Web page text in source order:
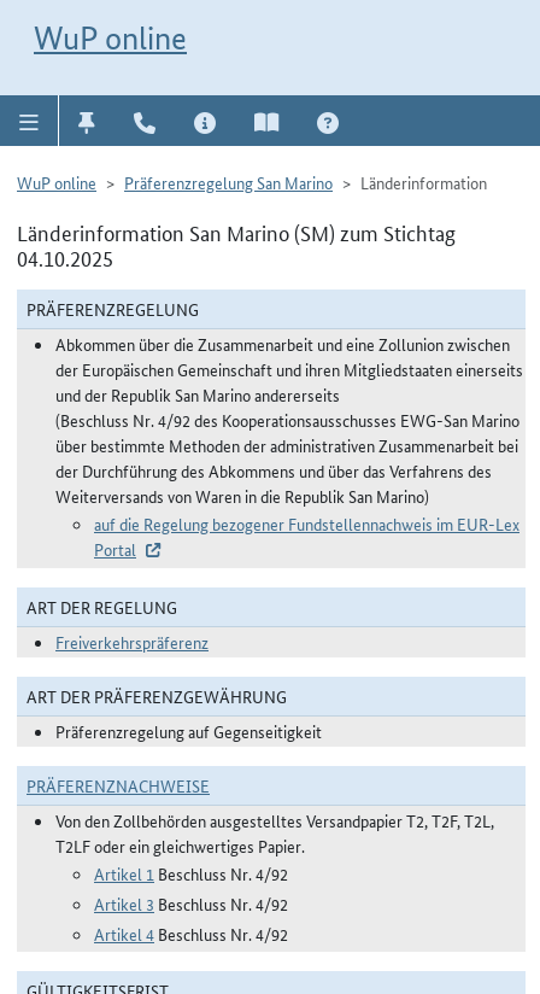
WuP online
WuP online Präferenzregelung San Marino Länderinformation
Länderinformation San Marino (SM) zum Stichtag
04.10.2025
PRÄFERENZREGELUNG
Abkommen über die Zusammenarbeit und eine Zollunion zwischen
der Europäischen Gemeinschaft und ihren Mitgliedstaaten einerseits
und der Republik San Marino andererseits
(Beschluss Nr. 4/92 des Kooperationsausschusses EWG-San Marino
über bestimmte Methoden der administrativen Zusammenarbeit bei
der Durchführung des Abkommens und über das Verfahrens des
Weiterversands von Waren in die Republik San Marino)
auf die Regelung bezogener Fundstellennachweis im EUR-Lex
Portal
ART DER REGELUNG
Freiverkehrspräferenz
ART DER PRÄFERENZGEWÄHRUNG
Präferenzregelung auf Gegenseitigkeit
PRÄFERENZNACHWEISE
Von den Zollbehörden ausgestelltes Versandpapier T2, T2F, T2L,
T2LF oder ein gleichwertiges Papier.
Artikel 1 Beschluss Nr. 4/92
Artikel 3 Beschluss Nr. 4/92
Artikel 4 Beschluss Nr. 4/92